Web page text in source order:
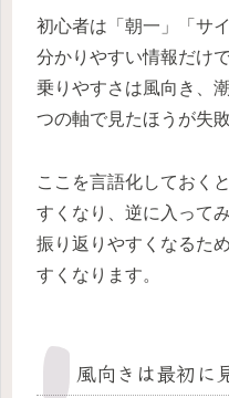
初心者は「朝一」「サ
分かりやすい情報だけ
乗りやすさは風向き、
つの軸で見たほうが失
ここを言語化しておく
すくなり、逆に入って
振り返りやすくなるた
すくなります。
風向きは最初に